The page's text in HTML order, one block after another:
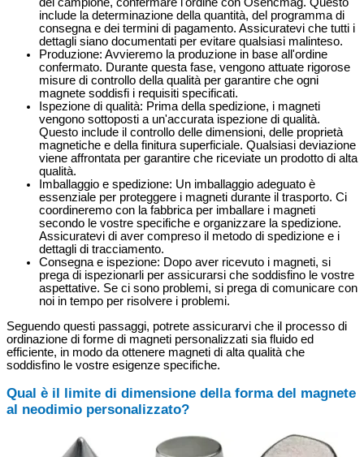
include la determinazione della quantità, del programma di
consegna e dei termini di pagamento. Assicuratevi che tutti i
dettagli siano documentati per evitare qualsiasi malinteso.
Produzione: Avvieremo la produzione in base all'ordine
confermato. Durante questa fase, vengono attuate rigorose
misure di controllo della qualità per garantire che ogni
magnete soddisfi i requisiti specificati.
Ispezione di qualità: Prima della spedizione, i magneti
vengono sottoposti a un'accurata ispezione di qualità.
Questo include il controllo delle dimensioni, delle proprietà
magnetiche e della finitura superficiale. Qualsiasi deviazione
viene affrontata per garantire che riceviate un prodotto di alta
qualità.
Imballaggio e spedizione: Un imballaggio adeguato è
essenziale per proteggere i magneti durante il trasporto. Ci
coordineremo con la fabbrica per imballare i magneti
secondo le vostre specifiche e organizzare la spedizione.
Assicuratevi di aver compreso il metodo di spedizione e i
dettagli di tracciamento.
Consegna e ispezione: Dopo aver ricevuto i magneti, si
prega di ispezionarli per assicurarsi che soddisfino le vostre
aspettative. Se ci sono problemi, si prega di comunicare con
noi in tempo per risolvere i problemi.
Seguendo questi passaggi, potrete assicurarvi che il processo di
ordinazione di forme di magneti personalizzati sia fluido ed
efficiente, in modo da ottenere magneti di alta qualità che
soddisfino le vostre esigenze specifiche.
Qual è il limite di dimensione della forma del magnete
al neodimio personalizzato?